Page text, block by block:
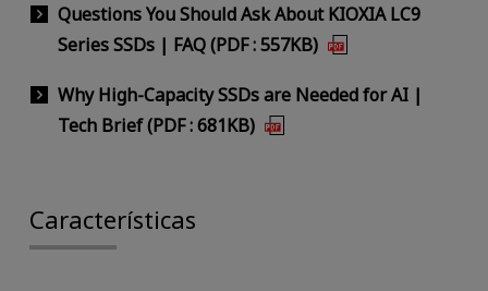
Questions You Should Ask About KIOXIA LC9
Series SSDs | FAQ (PDF : 557KB)
Why High-Capacity SSDs are Needed for AI |
Tech Brief (PDF : 681KB)
Características